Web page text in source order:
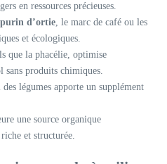
en ressources précieuses.
purin d’ortie, le marc de café ou les
et écologiques.
que la phacélie, optimise
produits chimiques.
des légumes apporte un supplément
une source organique
et structurée.